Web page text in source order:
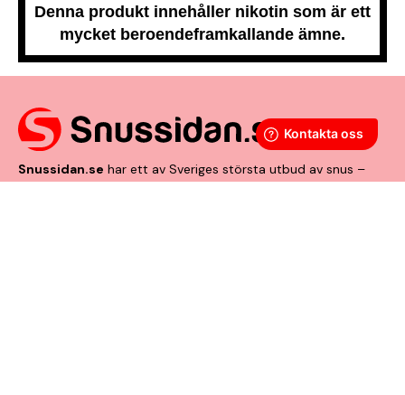
Denna produkt innehåller nikotin som är ett
mycket beroendeframkallande ämne.
Snussidan.se har ett av Sveriges största utbud av snus –
från vitt snus och white portion till klassiskt portionssnus och